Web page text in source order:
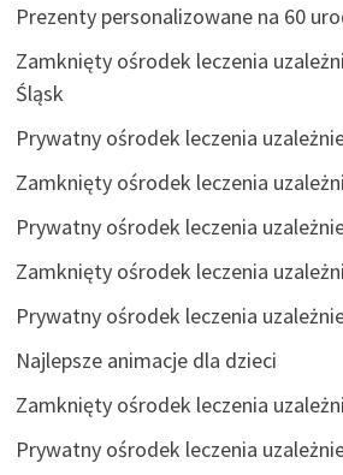
Prezenty personalizowane na 60
Zamknięty ośrodek leczenia
Śląsk
Prywatny ośrodek leczenia
Zamknięty ośrodek leczenia
Prywatny ośrodek leczenia
Zamknięty ośrodek leczenia
Prywatny ośrodek leczenia
Najlepsze animacje dla dzieci
Zamknięty ośrodek leczenia
Prywatny ośrodek leczenia